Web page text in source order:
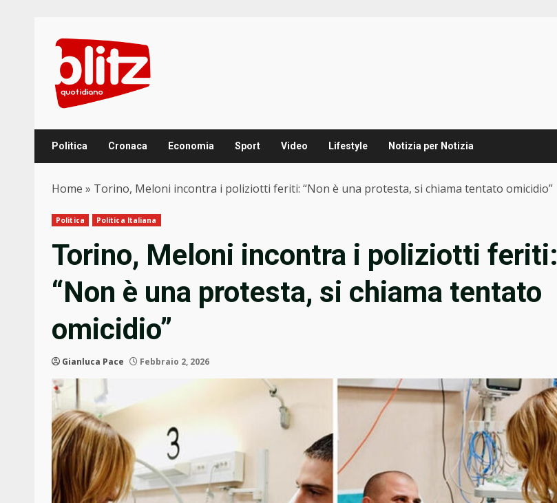
content
Politica Cronaca Economia Sport Video Lifestyle Notizia per Notizia
Home » Torino, Meloni incontra i poliziotti feriti: “Non è una protesta, si chiama tentato omicidio”
Politica Politica Italiana
Torino, Meloni incontra i poliziotti feriti:
“Non è una protesta, si chiama tentato
omicidio”
Gianluca Pace Febbraio 2, 2026